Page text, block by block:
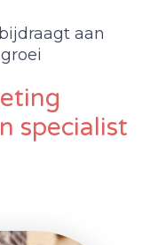
aan
specialist